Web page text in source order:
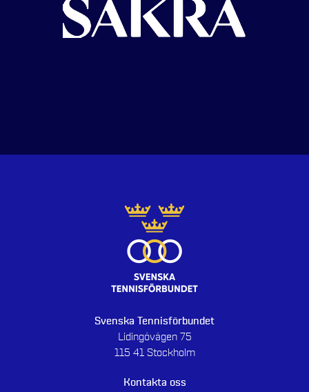
Svenska Tennisförbundet
Lidingövägen 75
115 41 Stockholm
Kontakta oss